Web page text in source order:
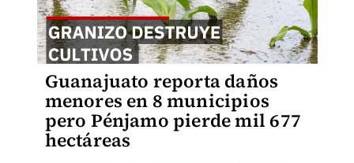
Guanajuato reporta daños
menores en 8 municipios
pero Pénjamo pierde mil 677
hectáreas